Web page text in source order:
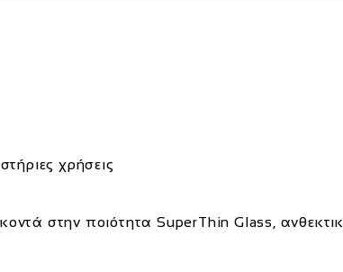
χρήσεις
στην ποιότητα SuperThin Glass,